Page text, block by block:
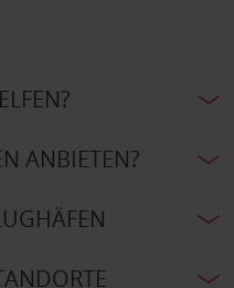
ANBIETEN?